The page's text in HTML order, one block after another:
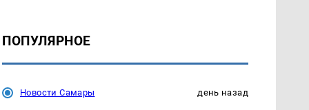
ПОПУЛЯРНОЕ
Новости Самары день назад